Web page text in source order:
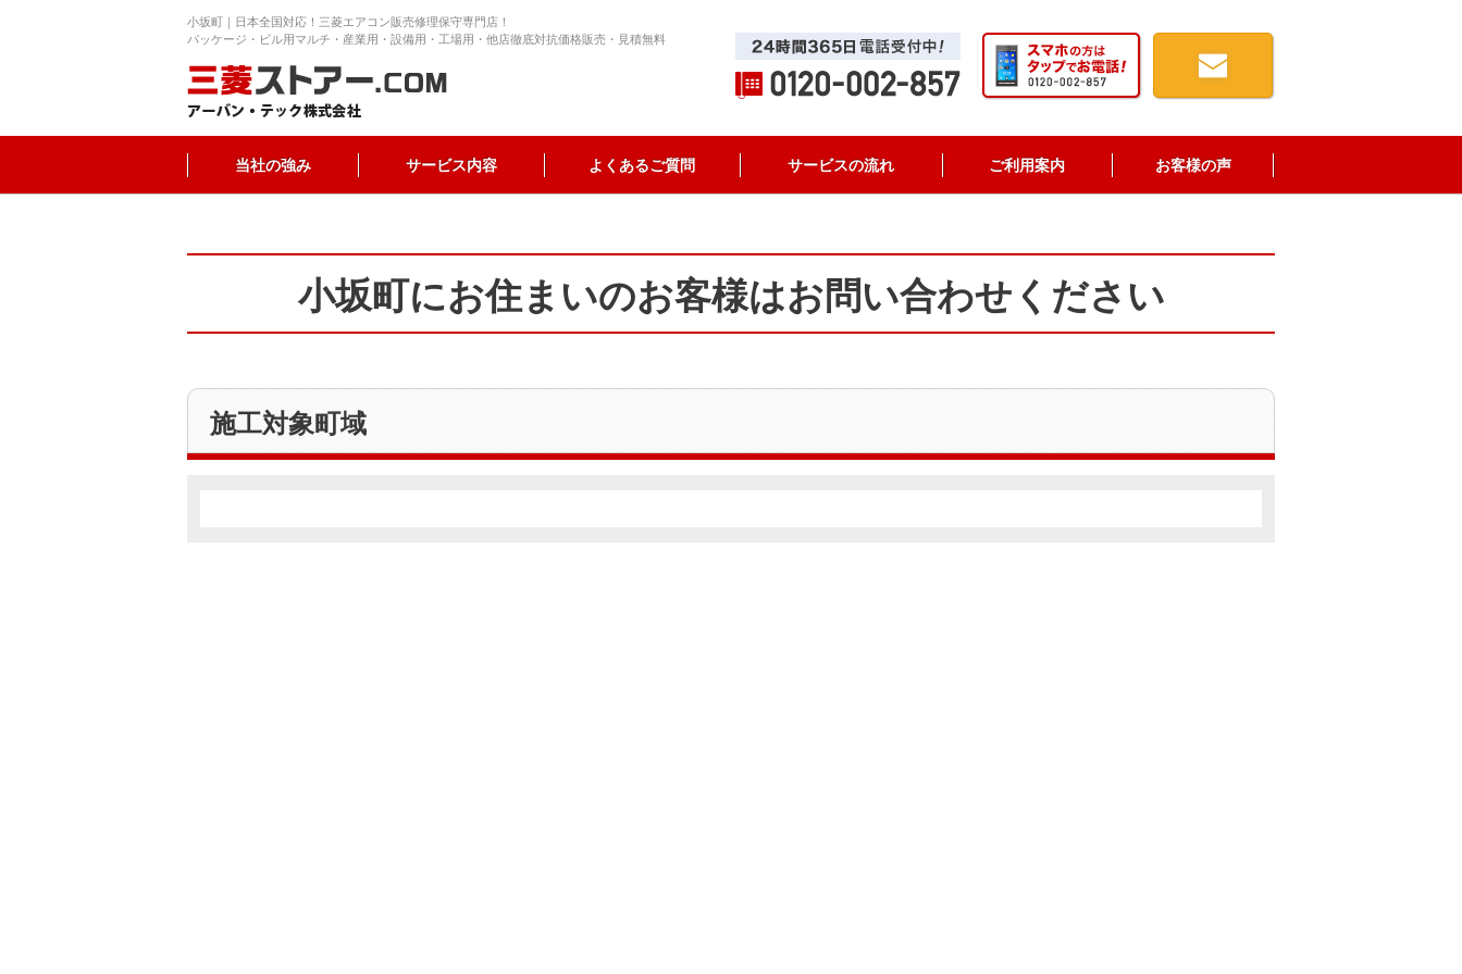
小坂町｜日本全国対応！三菱エアコン販売修理保守専門店！
パッケージ・ビル用マルチ・産業用・設備用・工場用・他店徹底対抗価格販売・見積無料
当社の強み サービス内容 よくあるご質問 サービスの流れ ご利用案内 お客様の声
小坂町にお住まいのお客様はお問い合わせください
施工対象町域